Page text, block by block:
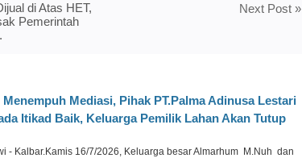
di Atas HET,
Pemerintah
Next Post »
Menempuh Mediasi, Pihak PT.Palma Adinusa Lestari
Itikad Baik, Keluarga Pemilik Lahan Akan Tutup
- Kalbar.Kamis 16/7/2026, Keluarga besar Almarhum M.Nuh dan